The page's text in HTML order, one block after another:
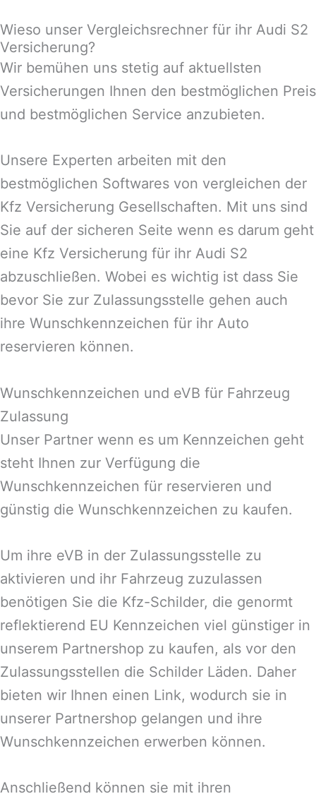
Wieso unser Vergleichsrechner für ihr Audi S2
Versicherung?
Wir bemühen uns stetig auf aktuellsten
Versicherungen Ihnen den bestmöglichen Preis
und bestmöglichen Service anzubieten.
Unsere Experten arbeiten mit den
bestmöglichen Softwares von vergleichen der
Kfz Versicherung Gesellschaften. Mit uns sind
Sie auf der sicheren Seite wenn es darum geht
eine Kfz Versicherung für ihr Audi S2
abzuschließen. Wobei es wichtig ist dass Sie
bevor Sie zur Zulassungsstelle gehen auch
ihre Wunschkennzeichen für ihr Auto
reservieren können.
Wunschkennzeichen und eVB für Fahrzeug
Zulassung
Unser Partner wenn es um Kennzeichen geht
steht Ihnen zur Verfügung die
Wunschkennzeichen für reservieren und
günstig die Wunschkennzeichen zu kaufen.
Um ihre eVB in der Zulassungsstelle zu
aktivieren und ihr Fahrzeug zuzulassen
benötigen Sie die Kfz-Schilder, die genormt
reflektierend EU Kennzeichen viel günstiger in
unserem Partnershop zu kaufen, als vor den
Zulassungsstellen die Schilder Läden. Daher
bieten wir Ihnen einen Link, wodurch sie in
unserer Partnershop gelangen und ihre
Wunschkennzeichen erwerben können.
Anschließend können sie mit ihren